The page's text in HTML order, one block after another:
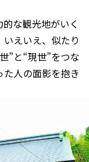
な観光地がいく
えいえ、似たり
”と“現世”をつな
人の面影を抱き